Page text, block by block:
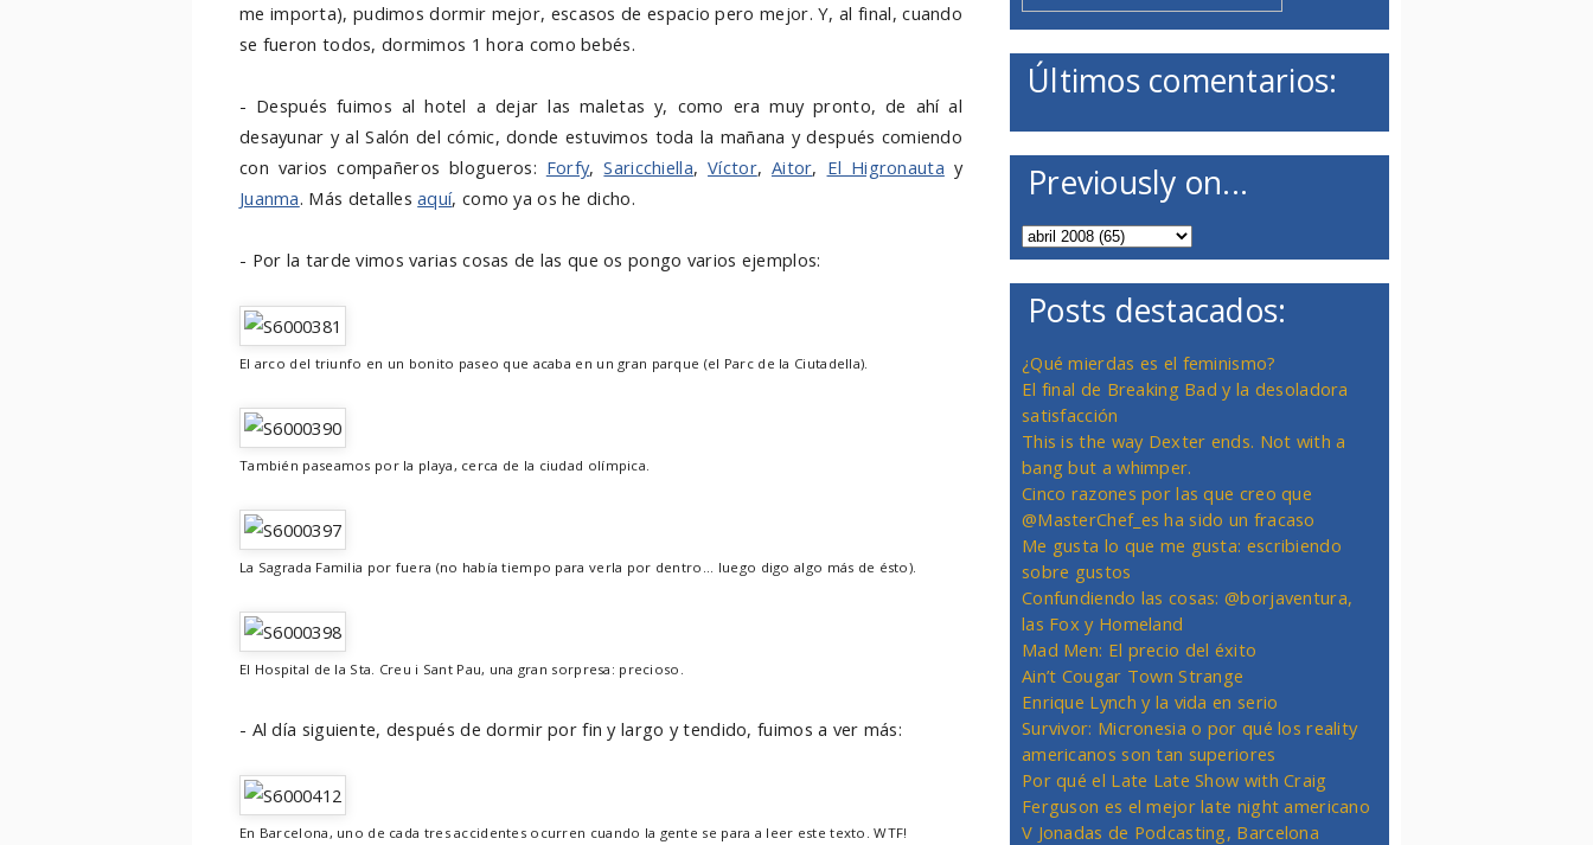
me importa), pudimos dormir mejor, escasos de espacio pero mejor. Y, al final, cuando
se fueron todos, dormimos 1 hora como bebés.
- Después fuimos al hotel a dejar las maletas y, como era muy pronto, de ahí al
desayunar y al Salón del cómic, donde estuvimos toda la mañana y después comiendo
con varios compañeros blogueros: Forfy,Saricchiella,Víctor, Aitor, El Higronauta y
Juanma. Más detallesaquí, como ya os he dicho.
- Por la tarde vimos varias cosas de las que os pongo varios ejemplos:
El arco del triunfo en un bonito paseo que acaba en un gran parque (el Parc de la Ciutadella).
También paseamos por la playa, cerca de la ciudad olímpica.
La Sagrada Familia por fuera (no había tiempo para verla por dentro... luego digo algo más de ésto).
El Hospital de la Sta. Creu i Sant Pau, una gran sorpresa: precioso.
- Al día siguiente, después de dormir por fin y largo y tendido, fuimos a ver más:
En Barcelona, uno de cada tres accidentes ocurren cuando la gente se para a leer este texto. WTF!
Últimos comentarios:
Previously on...
Posts destacados:
¿Qué mierdas es el feminismo?
El final de Breaking Bad y la desoladora
satisfacción
This is the way Dexter ends. Not with a
bang but a whimper.
Cinco razones por las que creo que
@MasterChef_es ha sido un fracaso
Me gusta lo que me gusta: escribiendo
sobre gustos
Confundiendo las cosas: @borjaventura,
las Fox y Homeland
Mad Men: El precio del éxito
Ain’t Cougar Town Strange
Enrique Lynch y la vida en serio
Survivor: Micronesia o por qué los reality
americanos son tan superiores
Por qué el Late Late Show with Craig
Ferguson es el mejor late night americano
V Jonadas de Podcasting, Barcelona